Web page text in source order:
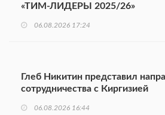
«ТИМ-ЛИДЕРЫ 2025/26»
06.08.2026 17:24
Глеб Никитин представил
сотрудничества с Киргизией
06.08.2026 16:44